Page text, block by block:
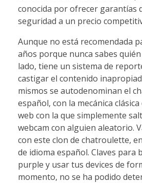
conocida por ofrecer garantías
seguridad a un precio
Aunque no está recomendada
años porque nunca sabes
lado, tiene un sistema de
castigar el contenido
mismos se autodenominan el
español, con la mecánica
web con la que simplemente
webcam con alguien aleatorio.
con este clon de chatroulette,
de idioma español. Claves para
purple y usar tus devices de
momento, no se ha podido